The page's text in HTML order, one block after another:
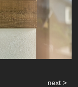
next >